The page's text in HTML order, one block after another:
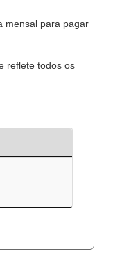
mensal para pagar
reflete todos os